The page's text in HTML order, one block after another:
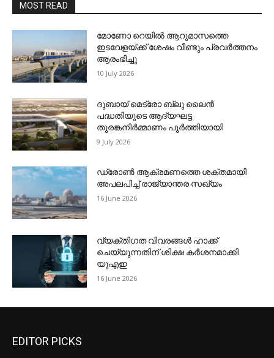
MOST READ
മോണോ റെയില്‍ ആറുമാസത്തെ
ഇടവേളയ്ക്ക് ശേഷം വീണ്ടും പ്രവര്‍ത്തനം
ആരംഭിച്ചു
10 July 2026
ദുബായ് മെട്രോ ബ്ലു ലൈന്‍
പദ്ധതിയുടെ ആദ്യഘട്ട
തുരങ്കനിര്‍മ്മാണം പൂര്‍ത്തിയായി
9 July 2026
ഡ്രോണ്‍ ആക്രമണത്തെ ശക്തമായി
അപലപിച്ച് രാജ്യാന്തര സഖ്യം
16 June 2026
വ്യക്തിഗത വിവരങ്ങള്‍ ഹാക്ക്
ചെയ്യുന്നതിന് ശിക്ഷ കര്‍ശനമാക്കി
യുഎഇ
16 June 2026
EDITOR PICKS